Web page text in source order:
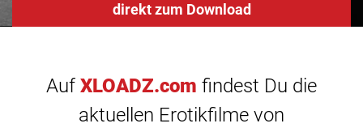
direkt zum Download
Auf XLOADZ.com findest Du die
aktuellen Erotikfilme von